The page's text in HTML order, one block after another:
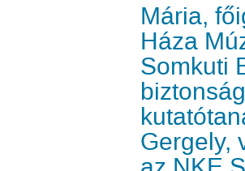
Mária,
Háza
Somkuti
Gergely,